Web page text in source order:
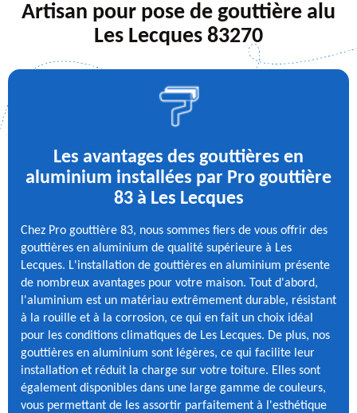
Artisan pour pose de gouttière alu
Les Lecques 83270
Les avantages des gouttières en
aluminium installées par Pro gouttière
83 à Les Lecques
Chez Pro gouttière 83, nous sommes fiers de vous offrir des
gouttières en aluminium de qualité supérieure à Les
Lecques. L'installation de gouttières en aluminium présente
de nombreux avantages pour votre maison. Tout d'abord,
l'aluminium est un matériau extrêmement durable, résistant
à la rouille et à la corrosion, ce qui en fait un choix idéal
pour les conditions climatiques de Les Lecques. De plus, nos
gouttières en aluminium sont légères, ce qui facilite leur
installation et réduit la charge sur votre toiture. Elles sont
également disponibles dans une large gamme de couleurs,
vous permettant de les assortir parfaitement à l'esthétique